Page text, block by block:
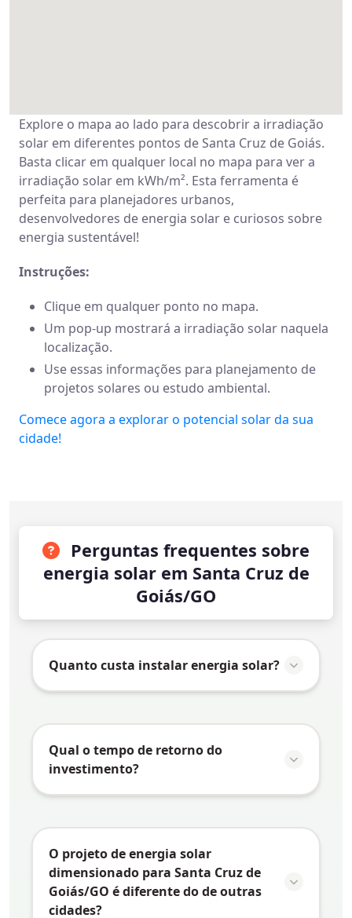
Explore o mapa ao lado para descobrir a irradiação
solar em diferentes pontos de Santa Cruz de Goiás.
Basta clicar em qualquer local no mapa para ver a
irradiação solar em kWh/m². Esta ferramenta é
perfeita para planejadores urbanos,
desenvolvedores de energia solar e curiosos sobre
energia sustentável!
Instruções:
Clique em qualquer ponto no mapa.
Um pop-up mostrará a irradiação solar naquela
localização.
Use essas informações para planejamento de
projetos solares ou estudo ambiental.
Comece agora a explorar o potencial solar da sua
cidade!
Perguntas frequentes sobre
energia solar em Santa Cruz de
Goiás/GO
Quanto custa instalar energia solar?
Santa Cruz de Goiás/GOvaria conforme
vários fatores:
Consumo de energia:
consumo, maior o sistema necessário e
complexos podem exigir estruturas
especiais
Tamanho do sistema:
Qual o tempo de retorno do
investimento?
(payback) em energia solar depende de
vários fatores específicos de
Goiás/GO:
Tarifa de energia:Quanto maior a tarifa
O projeto de energia solar
dimensionado para Santa Cruz de
Goiás/GO é diferente do de outras
cidades?